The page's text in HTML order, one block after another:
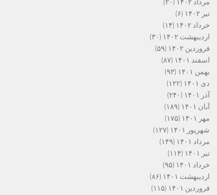
مرداد ۱۴۰۲
(۲۰)
تیر ۱۴۰۲
(۶)
خرداد ۱۴۰۲
(۱۴)
اردیبهشت ۱۴۰۲
(۳۰)
فروردین ۱۴۰۲
(۵۹)
اسفند ۱۴۰۱
(۸۷)
بهمن ۱۴۰۱
(۹۳)
دی ۱۴۰۱
(۱۲۲)
آذر ۱۴۰۱
(۲۴۰)
آبان ۱۴۰۱
(۱۸۹)
مهر ۱۴۰۱
(۱۷۵)
شهریور ۱۴۰۱
(۱۲۷)
مرداد ۱۴۰۱
(۱۴۹)
تیر ۱۴۰۱
(۱۱۴)
خرداد ۱۴۰۱
(۹۵)
اردیبهشت ۱۴۰۱
(۸۶)
فروردین ۱۴۰۱
(۱۱۵)